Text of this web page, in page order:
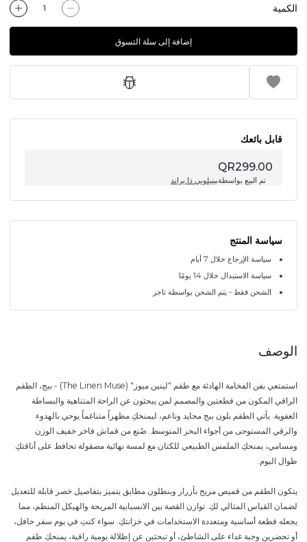
الكمية
إضافة إلى سلة التسوق
قابل بائعك
QR299.00
تم البيع بواسطةبينيلوبي ذا براند
سياسة المنتج
سياسة الإرجاع خلال 7 أيام
سياسة الاستبدال خلال 14 يومًا
الشحن فقط - يتم الشحن بواسطة تاجر
الوصف
استمتعي بفن الفخامة الهادئة مع طقم "لينين ميوز" (The Linen Muse) - بيج، الطقم
الراقي المكون من قطعتين والمصمم لمن يبحثون عن الراحة المتناهية والبساطة
العفوية. يأتي الطقم بلون بيج محايد وناعم، ليمنحكِ مظهراً متناغماً يوحي بالهدوء
والرقي المستوحى من أجواء البحر المتوسط. صُنع من قماش فاخر خفيف الوزن
ومسامي، يمنحكِ الملمس الطبيعي للكتان مع لمسة نهائية مصقولة تحافظ على أناقتكِ
طوال اليوم.
يتكون الطقم من قميص مريح بأزرار وبنطلون مطابق يتميز بتفاصيل خصر قابلة للتعديل
لضمان القياس المثالي لكِ. توازن القصة بين الانسيابية المريحة والهيكل المنظم، مما
يجعله قطعة أساسية ومتعددة الاستخدامات في خزانتكِ. سواء كنتِ في يوم سفر حافل،
أو تحضرين وجبة غداء على الشاطئ، أو تبحثين عن إطلالة يومية راقية، يمنحكِ طقم